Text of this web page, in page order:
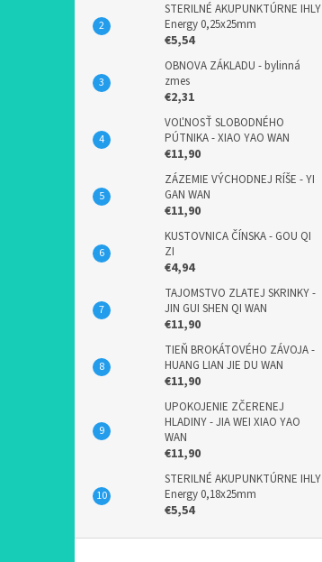
STERILNÉ AKUPUNKTÚRNE IHLY
Energy 0,25x25mm
€5,54
OBNOVA ZÁKLADU - bylinná
zmes
€2,31
VOĽNOSŤ SLOBODNÉHO
PÚTNIKA - XIAO YAO WAN
€11,90
ZÁZEMIE VÝCHODNEJ RÍŠE - YI
GAN WAN
€11,90
KUSTOVNICA ČÍNSKA - GOU QI
ZI
€4,94
TAJOMSTVO ZLATEJ SKRINKY -
JIN GUI SHEN QI WAN
€11,90
TIEŇ BROKÁTOVÉHO ZÁVOJA -
HUANG LIAN JIE DU WAN
€11,90
UPOKOJENIE ZČERENEJ
HLADINY - JIA WEI XIAO YAO
WAN
€11,90
STERILNÉ AKUPUNKTÚRNE IHLY
Energy 0,18x25mm
€5,54